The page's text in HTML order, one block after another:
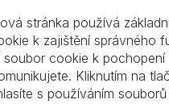
stránka používá
k zajištění správného
soubor cookie k
Kliknutím na
s používáním
Design od